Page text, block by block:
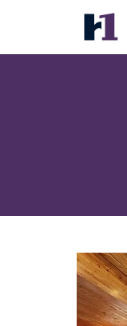
Jolly
Τιμές